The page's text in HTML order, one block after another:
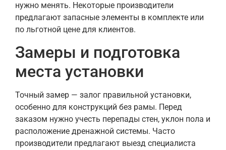
нужно менять. Некоторые производители
предлагают запасные элементы в комплекте или
по льготной цене для клиентов.
Замеры и подготовка
места установки
Точный замер — залог правильной установки,
особенно для конструкций без рамы. Перед
заказом нужно учесть перепады стен, уклон пола и
расположение дренажной системы. Часто
производители предлагают выезд специалиста